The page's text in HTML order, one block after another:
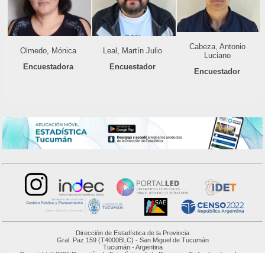
Olmedo, Mónica
Encuestadora
Leal, Martín Julio
Encuestador
Cabeza, Antonio
Luciano
Encuestador
Dirección de Estadística de la Provincia
Gral. Paz 159 (T4000BLC) - San Miguel de Tucumán
Tucumán - Argentina